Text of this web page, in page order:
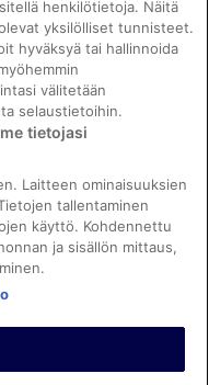
sisällöstä
Kaikki oikeudet
henkilötietoja. Näitä
yksilölliset tunnisteet.
hyväksyä tai hallinnoida
välitetään
selaustietoihin.
tietojasi
Laitteen ominaisuuksien
tallentaminen
käyttö. Kohdennettu
ja sisällön mittaus,